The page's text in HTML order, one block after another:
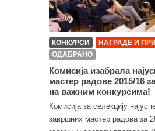
КОНКУРСИ
НАГРАДЕ И
ОДАБРАНО
Комисија изабрала
мастер радове 2015/16
на важним конкурсима!
Комисија за селекцију
завршних мастер радова за